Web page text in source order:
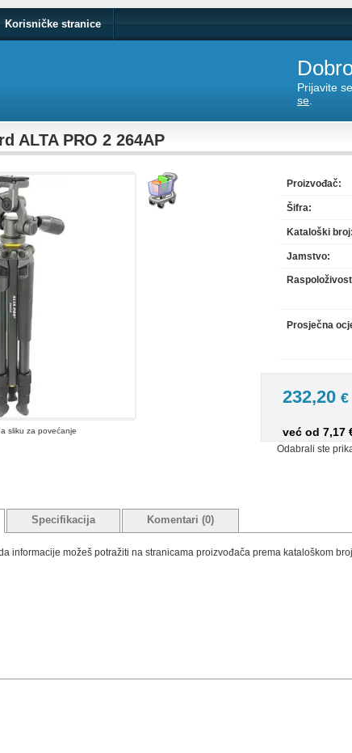
Korisničke stranice
Prijavite
se
ALTA PRO 2 264AP
sliku za povećanje
Proizvođač:
Šifra:
Kataloški broj:
Jamstvo:
Prosječna
232,20 €
već od 7,17
Odabrali ste
Specifikacija Komentari (0)
informacije možeš potražiti na stranicama proizvođača prema kataloškom